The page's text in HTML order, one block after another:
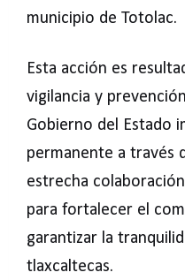
municipio de Totolac.
Esta acción es
vigilancia y
Gobierno del Estado
permanente a través
estrecha
para fortalecer el
garantizar la
tlaxcaltecas.